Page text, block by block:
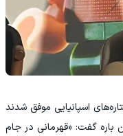
اسپانیایی موفق شدند
باره گفت: «قهرمانی در جام